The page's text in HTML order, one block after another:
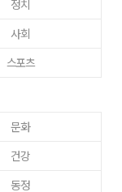
정치
사회
스포츠
문화
건강
동정